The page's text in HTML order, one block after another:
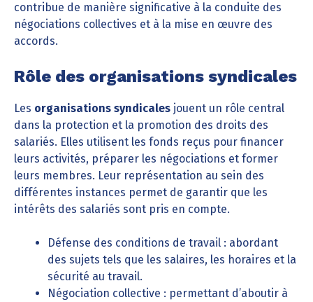
contribue de manière significative à la conduite des
négociations collectives et à la mise en œuvre des
accords.
Rôle des organisations syndicales
Les organisations syndicales jouent un rôle central
dans la protection et la promotion des droits des
salariés. Elles utilisent les fonds reçus pour financer
leurs activités, préparer les négociations et former
leurs membres. Leur représentation au sein des
différentes instances permet de garantir que les
intérêts des salariés sont pris en compte.
Défense des conditions de travail : abordant
des sujets tels que les salaires, les horaires et la
sécurité au travail.
Négociation collective : permettant d’aboutir à